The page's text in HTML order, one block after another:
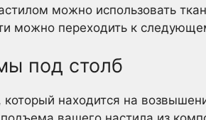
можно использовать
можно переходить к
под столб
находится на